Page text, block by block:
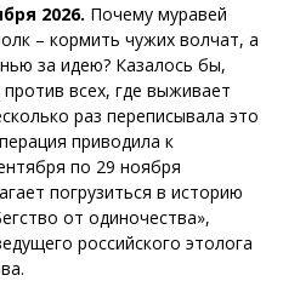
2026. Почему муравей
– кормить чужих волчат, а
за идею? Казалось бы,
всех, где выживает
раз переписывала это
приводила к
по 29 ноября
погрузиться в историю
от одиночества»,
российского этолога